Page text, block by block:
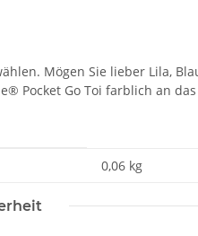
Mögen Sie lieber Lila,
Pocket Go Toi farblich an
0,06 kg